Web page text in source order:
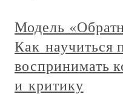
Модель
Как научиться
воспринимать
и критику